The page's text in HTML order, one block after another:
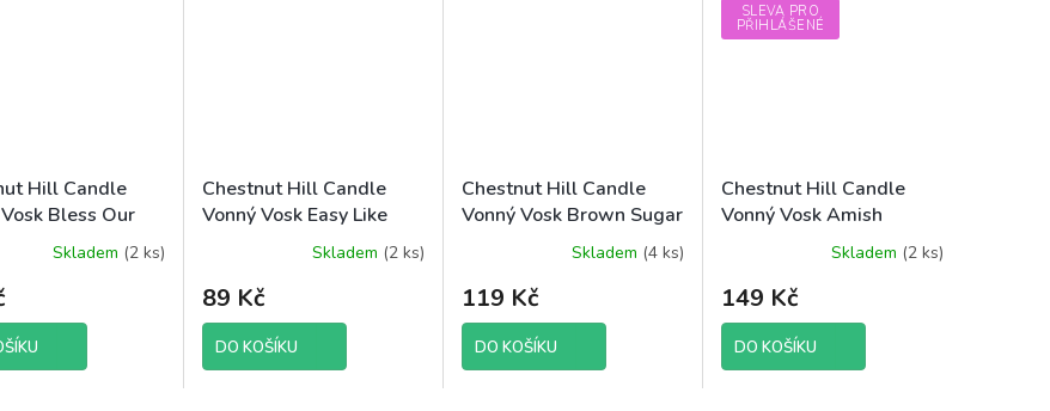
Hill Candle
Bless Our
85 g brutto
Skladem (2 ks)
Chestnut Hill Candle
Vonný Vosk Easy Like
Sunday Morning, 85 g
Skladem (2 ks)
89 Kč
DO KOŠÍKU
Chestnut Hill Candle
Vonný Vosk Brown Sugar
Spice, 85 g brutto
Skladem (4 ks)
119 Kč
DO KOŠÍKU
SLEVA PRO
PŘIHLÁŠENÉ
Chestnut Hill Candle
Vonný Vosk Amish
Country, 85 g brutto
Skladem (2 ks)
149 Kč
DO KOŠÍKU